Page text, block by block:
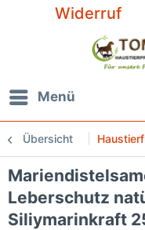
Widerruf
Menü
Übersicht
Leberschutz
Siliymarinkraft